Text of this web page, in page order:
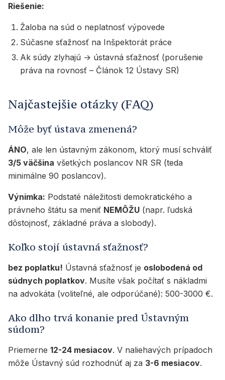
Riešenie:
Žaloba na súd o neplatnosť výpovede
Súčasne sťažnosť na Inšpektorát práce
Ak súdy zlyhajú → ústavná sťažnosť (porušenie
práva na rovnosť – Článok 12 Ústavy SR)
Najčastejšie otázky (FAQ)
Môže byť ústava zmenená?
ÁNO, ale len ústavným zákonom, ktorý musí schváliť
3/5 väčšina všetkých poslancov NR SR (teda
minimálne 90 poslancov).
Výnimka: Podstaté náležitosti demokratického a
právneho štátu sa meniť NEMÔŽU (napr. ľudská
dôstojnosť, základné práva a slobody).
Koľko stojí ústavná sťažnosť?
bez poplatku! Ústavná sťažnosť je oslobodená od
súdnych poplatkov. Musíte však počítať s nákladmi
na advokáta (voliteľné, ale odporúčané): 500-3000 €.
Ako dlho trvá konanie pred Ústavným
súdom?
Priemerne 12-24 mesiacov. V naliehavých prípadoch
môže Ústavný súd rozhodnúť aj za 3-6 mesiacov.